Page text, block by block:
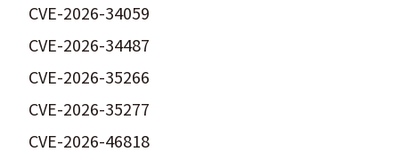
CVE-2026-34059
CVE-2026-34487
CVE-2026-35266
CVE-2026-35277
CVE-2026-46818